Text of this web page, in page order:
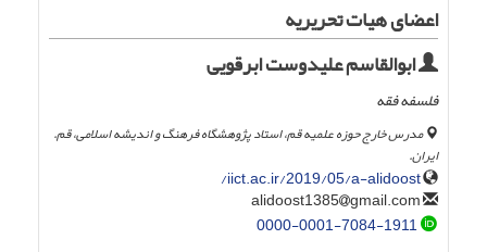
اعضای هیات تحریریه
ابوالقاسم علیدوست ابرقویی
فلسفه فقه
مدرس خارج حوزه علمیه قم، استاد پژوهشگاه فرهنگ و اندیشه اسلامی، قم.
ایران.
iict.ac.ir/2019/05/a-alidoost/
gmail.com
0000-0001-7084-1911